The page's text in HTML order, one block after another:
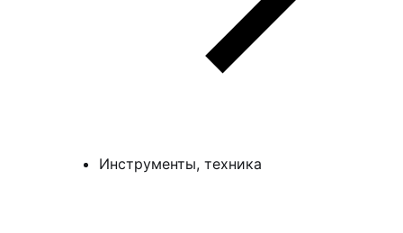
Инструменты, техника